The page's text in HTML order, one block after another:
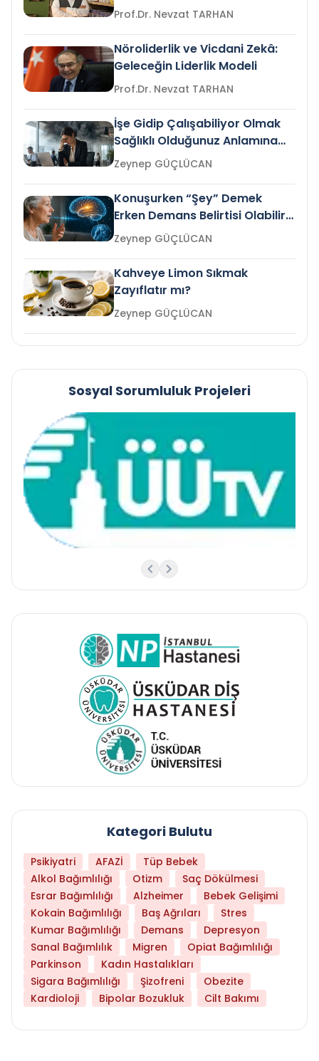
Prof.Dr. Nevzat TARHAN
Nöroliderlik ve Vicdani Zekâ:
Geleceğin Liderlik Modeli
Prof.Dr. Nevzat TARHAN
İşe Gidip Çalışabiliyor Olmak
Sağlıklı Olduğunuz Anlamına
Gelir mi?Zeynep GÜÇLÜCAN
Konuşurken “Şey” Demek
Erken Demans Belirtisi Olabilir
mi?
Zeynep GÜÇLÜCAN
Kahveye Limon Sıkmak
Zayıflatır mı?
Zeynep GÜÇLÜCAN
Sosyal Sorumluluk Projeleri
Kategori Bulutu
Psikiyatri AFAZİ
Tüp Bebek
Alkol Bağımlılığı
Otizm
Saç Dökülmesi
Esrar Bağımlılığı
Alzheimer
Bebek Gelişimi
Kokain Bağımlılığı
Baş Ağrıları
Stres
Kumar Bağımlılığı
Demans
Depresyon
Sanal Bağımlılık
Migren
Opiat Bağımlılığı
Parkinson
Kadın Hastalıkları
Sigara Bağımlılığı
Şizofreni
Obezite
Kardioloji
Bipolar Bozukluk Cilt Bakımı